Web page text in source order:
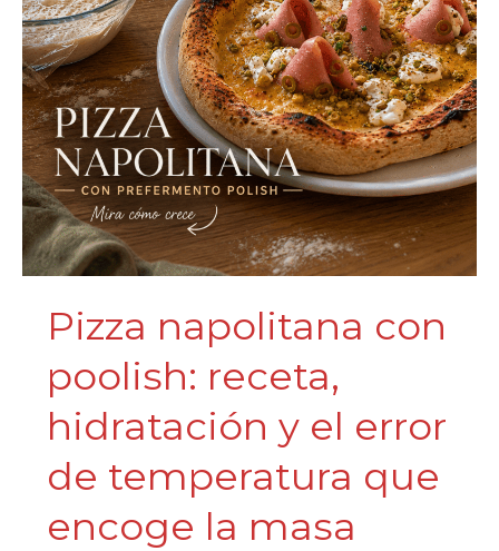
Pizza napolitana con
poolish: receta,
hidratación y el error
de temperatura que
encoge la masa